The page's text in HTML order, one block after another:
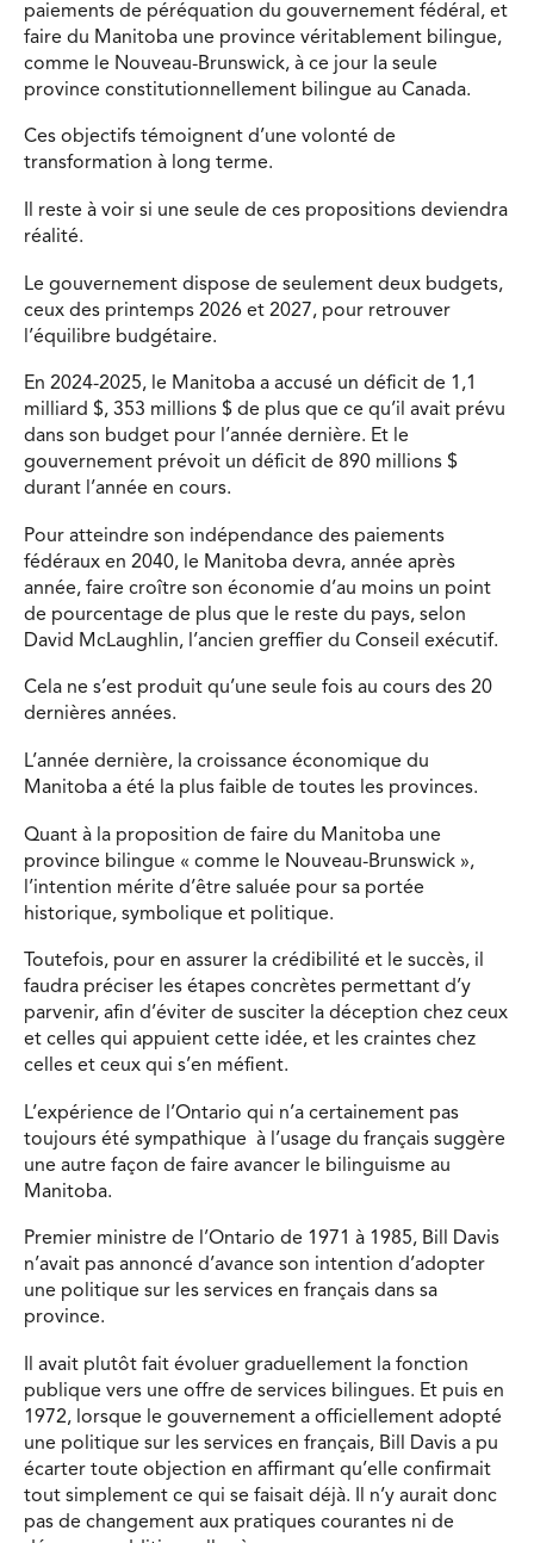
paiements de péréquation du gouvernement fédéral, et
faire du Manitoba une province véritablement bilingue,
comme le Nouveau-Brunswick, à ce jour la seule
province constitutionnellement bilingue au Canada.
Ces objectifs témoignent d’une volonté de
transformation à long terme.
Il reste à voir si une seule de ces propositions deviendra
réalité.
Le gouvernement dispose de seulement deux budgets,
ceux des printemps 2026 et 2027, pour retrouver
l’équilibre budgétaire.
En 2024-2025, le Manitoba a accusé un déficit de 1,1
milliard $, 353 millions $ de plus que ce qu’il avait prévu
dans son budget pour l’année dernière. Et le
gouvernement prévoit un déficit de 890 millions $
durant l’année en cours.
Pour atteindre son indépendance des paiements
fédéraux en 2040, le Manitoba devra, année après
année, faire croître son économie d’au moins un point
de pourcentage de plus que le reste du pays, selon
David McLaughlin, l’ancien greffier du Conseil exécutif.
Cela ne s’est produit qu’une seule fois au cours des 20
dernières années.
L’année dernière, la croissance économique du
Manitoba a été la plus faible de toutes les provinces.
Quant à la proposition de faire du Manitoba une
province bilingue « comme le Nouveau-Brunswick »,
l’intention mérite d’être saluée pour sa portée
historique, symbolique et politique.
Toutefois, pour en assurer la crédibilité et le succès, il
faudra préciser les étapes concrètes permettant d’y
parvenir, afin d’éviter de susciter la déception chez ceux
et celles qui appuient cette idée, et les craintes chez
celles et ceux qui s’en méfient.
L’expérience de l’Ontario qui n’a certainement pas
toujours été sympathique à l’usage du français suggère
une autre façon de faire avancer le bilinguisme au
Manitoba.
Premier ministre de l’Ontario de 1971 à 1985, Bill Davis
n’avait pas annoncé d’avance son intention d’adopter
une politique sur les services en français dans sa
province.
Il avait plutôt fait évoluer graduellement la fonction
publique vers une offre de services bilingues. Et puis en
1972, lorsque le gouvernement a officiellement adopté
une politique sur les services en français, Bill Davis a pu
écarter toute objection en affirmant qu’elle confirmait
tout simplement ce qui se faisait déjà. Il n’y aurait donc
pas de changement aux pratiques courantes ni de